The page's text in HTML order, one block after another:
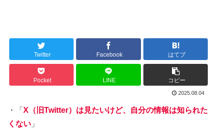
Twitter Facebook はてブ
Pocket LINE コピー
2025.08.04
・「 X（旧Twitter）は見たいけど、自分の情報は知られた
くない 」